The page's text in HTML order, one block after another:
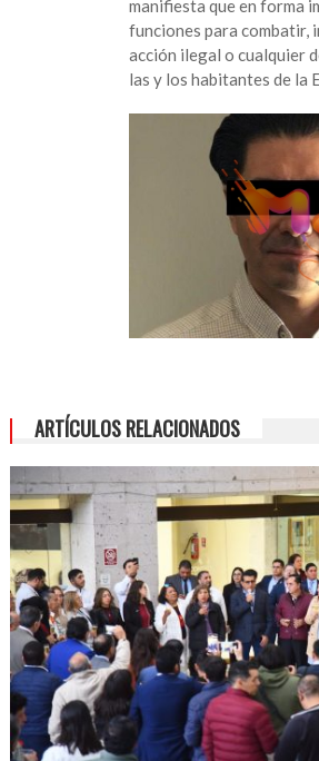
manifiesta que en forma
funciones para combatir,
acción ilegal o cualquier
las y los habitantes de la
ARTÍCULOS RELACIONADOS